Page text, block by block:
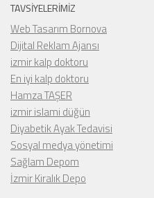
TAVSIYELERIMIZ
Web Tasarım Bornova
Dijital Reklam Ajansı
izmir kalp doktoru
En iyi kalp doktoru
Hamza TAŞER
izmir islami düğün
Diyabetik Ayak Tedavisi
Sosyal medya yönetimi
Sağlam Depom
İzmir Kiralık Depo